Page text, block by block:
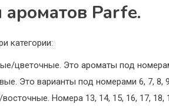
Parfe.
категории:
цветочные. Это ароматы под
Это варианты под номерами 6, 7, 8,
Номера 13, 14, 15, 16, 17, 18,